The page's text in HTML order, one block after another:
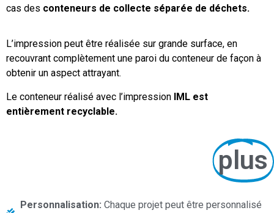
cas des conteneurs de collecte séparée de déchets.
L’impression peut être réalisée sur grande surface, en
recouvrant complètement une paroi du conteneur de façon à
obtenir un aspect attrayant.
Le conteneur réalisé avec l’impression IML est
entièrement recyclable.
plus
Personnalisation: Chaque projet peut être personnalisé